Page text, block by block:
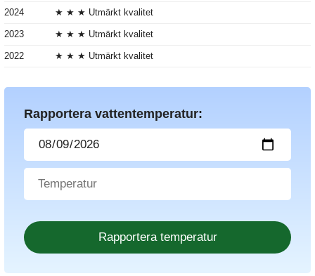
2024 ★ ★ ★ Utmärkt kvalitet
2023 ★ ★ ★ Utmärkt kvalitet
2022 ★ ★ ★ Utmärkt kvalitet
Rapportera vattentemperatur: